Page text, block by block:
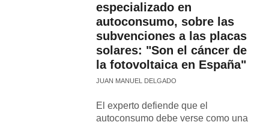
especializado en
autoconsumo, sobre las
subvenciones a las placas
solares: "Son el cáncer de
la fotovoltaica en España"
JUAN MANUEL DELGADO
El experto defiende que el
autoconsumo debe verse como una